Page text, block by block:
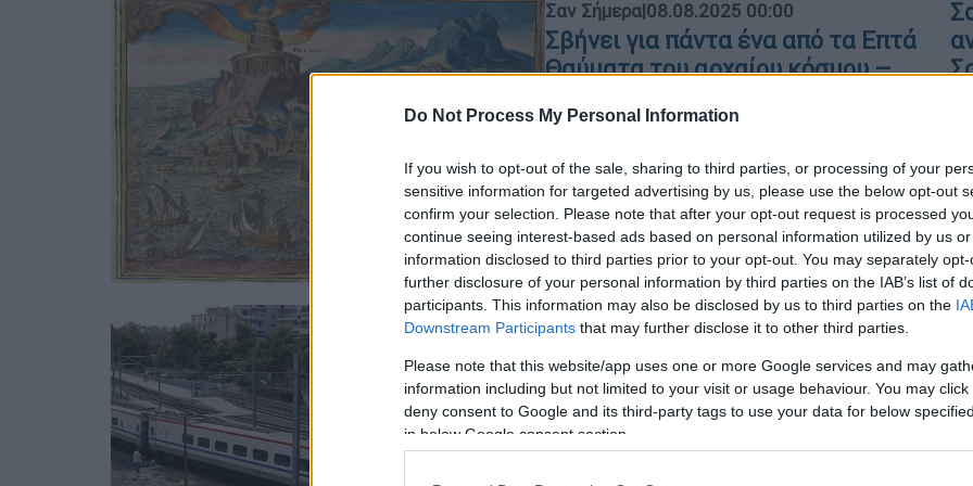
Do Not Process My Personal Information
If you wish to opt-out of the sale, sharing to third parties, or processing of your
sensitive information for targeted advertising by us, please use the below opt-out
confirm your selection. Please note that after your opt-out request is processed
continue seeing interest-based ads based on personal information utilized by us
information disclosed to third parties prior to your opt-out. You may separately
further disclosure of your personal information by third parties on the IAB’s list of
participants. This information may also be disclosed by us to third parties on the
Downstream Participants that may further disclose it to other third parties.
Please note that this website/app uses one or more Google services and may
information including but not limited to your visit or usage behaviour. You may
deny consent to Google and its third-party tags to use your data for below
in below Google consent section.
Σαν Σήμερα|08.08.2025 00:00
Σβήνει για πάντα ένα από τα Επτά
Θαύματα του αρχαίου κόσμου –
Αλεξάνδρειας και σε τι οφείλει το
Από τα Επτά Θαύματα της
αρχαιότητας σήμερα μόνο η Πυραμίδα
του Χέοπος στέκει ορθή…
Ελλάδα |06.03.2025 11:55
Αλεξάνδρεια: Δεν αντιμετωπίζει
κίνδυνο ο μαθητής που χτυπήθηκε
από τρένο - Η ανακοίνωση της
Hellenic Train
Όσα ανέφερε στο ethnos.gr ο